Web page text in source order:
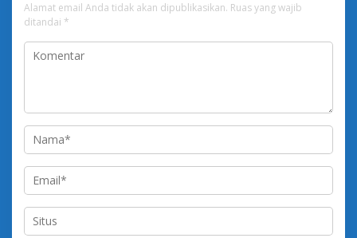
Alamat email Anda tidak akan dipublikasikan. Ruas yang wajib
ditandai *